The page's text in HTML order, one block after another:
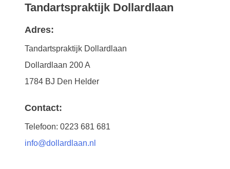
Tandartspraktijk Dollardlaan
Adres:
Tandartspraktijk Dollardlaan
Dollardlaan 200 A
1784 BJ Den Helder
Contact:
Telefoon: 0223 681 681
info@dollardlaan.nl